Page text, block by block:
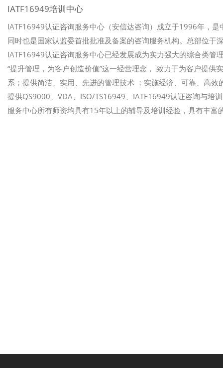
IATF16949培训中心
IATF16949认证咨询服务中心（安信达咨询）成立于1996年，
同时也是国家认监委首批批准及备案的咨询服务机构。总部位于
IATF16949认证咨询服务中心已经发展成为实力强大的综合类
“提升管理，为客户创造价值”这一经营理念， 致力于为客户提
系；提供简洁、实用、先进的管理技术 ；实施经济、可靠、高
提供QS9000、VDA、ISO/TS16949、IATF16949认证咨询与培
服务中心所有师资均具有15年以上的辅导及培训经验，具有丰富